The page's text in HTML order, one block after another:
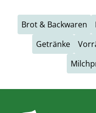
Brot & Backwaren
Getränke